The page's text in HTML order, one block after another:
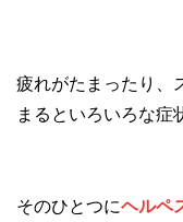
疲れがたまったり、
まるといろいろな症
そのひとつにヘルペ